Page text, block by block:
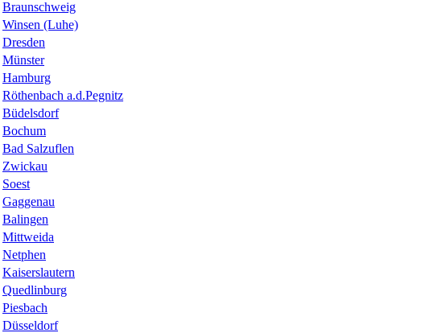
Braunschweig
Winsen (Luhe)
Dresden
Münster
Hamburg
Röthenbach a.d.Pegnitz
Büdelsdorf
Bochum
Bad Salzuflen
Zwickau
Soest
Gaggenau
Balingen
Mittweida
Netphen
Kaiserslautern
Quedlinburg
Piesbach
Düsseldorf